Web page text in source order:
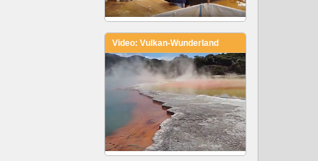
Video: Vulkan-Wunderland